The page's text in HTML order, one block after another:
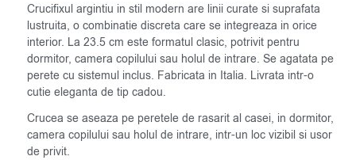
Crucifixul argintiu in stil modern are linii curate si suprafata
lustruita, o combinatie discreta care se integreaza in orice
interior. La 23.5 cm este formatul clasic, potrivit pentru
dormitor, camera copilului sau holul de intrare. Se agatata pe
perete cu sistemul inclus. Fabricata in Italia. Livrata intr-o
cutie eleganta de tip cadou.
Crucea se aseaza pe peretele de rasarit al casei, in dormitor,
camera copilului sau holul de intrare, intr-un loc vizibil si usor
de privit.